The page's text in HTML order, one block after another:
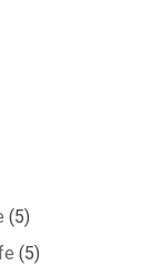
55
Produkte
55